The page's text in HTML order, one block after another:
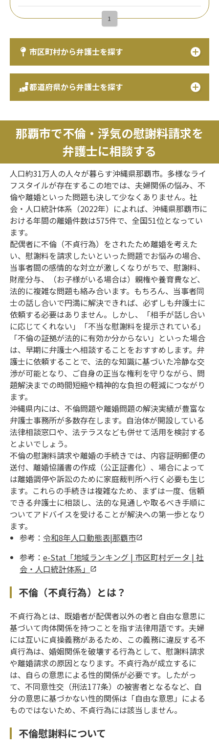
1
市区町村から弁護士を探す
都道府県から弁護士を探す
那覇市で不倫・浮気の慰謝料請求を
弁護士に相談する
人口約31万人の人々が暮らす沖縄県那覇市。多様なライ
フスタイルが存在するこの地では、夫婦関係の悩み、不
倫や離婚といった問題も決して少なくありません。社
会・人口統計体系（2022年）によれば、沖縄県那覇市に
おける年間の離婚件数は575件で、全国51位となってい
ます。
配偶者に不倫（不貞行為）をされたため離婚を考えた
い、慰謝料を請求したいといった問題でお悩みの場合、
当事者間の感情的な対立が激しくなりがちで、慰謝料、
財産分与、（お子様がいる場合は）親権や養育費など、
法的に複雑な問題も絡み合います。もちろん、当事者同
士の話し合いで円満に解決できれば、必ずしも弁護士に
依頼する必要はありません。しかし、「相手が話し合い
に応じてくれない」「不当な慰謝料を提示されている」
「不倫の証拠が法的に有効か分からない」といった場合
は、早期に弁護士へ相談することをおすすめします。弁
護士に依頼することで、法的な知識に基づいた冷静な交
渉が可能となり、ご自身の正当な権利を守りながら、問
題解決までの時間短縮や精神的な負担の軽減につながり
ます。
沖縄県内には、不倫問題や離婚問題の解決実績が豊富な
弁護士事務所が多数存在します。自治体が開設している
法律相談窓口や、法テラスなども併せて活用を検討する
とよいでしょう。
不倫の慰謝料請求や離婚の手続きでは、内容証明郵便の
送付、離婚協議書の作成（公正証書化）、場合によって
は離婚調停や訴訟のために家庭裁判所へ行く必要も生じ
ます。これらの手続きは複雑なため、まずは一度、信頼
できる弁護士に相談し、法的な見通しや取るべき手順に
ついてアドバイスを受けることが解決への第一歩となり
ます。
参考：令和8年人口動態表|那覇市
参考：e-Stat「地域ランキング | 市区町村データ | 社
会・人口統計体系」
不倫（不貞行為）とは？
不貞行為とは、既婚者が配偶者以外の者と自由な意思に
基づいて肉体関係を持つことを指す法律用語です。夫婦
には互いに貞操義務があるため、この義務に違反する不
貞行為は、婚姻関係を破壊する行為として、慰謝料請求
や離婚請求の原因となります。不貞行為が成立するに
は、自らの意思による性的関係が必要です。したがっ
て、不同意性交（刑法177条）の被害者となるなど、自
分の意思に基づかない性的関係は「自由な意思」による
ものではないため、不貞行為には該当しません。
不倫慰謝料について